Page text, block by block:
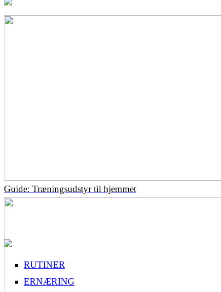
Guide: Træningsudstyr til hjemmet
RUTINER
ERNÆRING